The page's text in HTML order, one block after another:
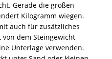
Gerade die großen
Kilogramm wiegen.
auch für zusätzliches
von dem Steingewicht
Unterlage verwenden.